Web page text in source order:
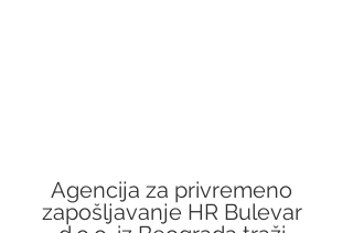
Agencija za privremeno
zapošljavanje HR Bulevar